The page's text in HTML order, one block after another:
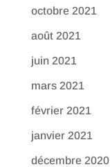
octobre 2021
août 2021
juin 2021
mars 2021
février 2021
janvier 2021
décembre 2020